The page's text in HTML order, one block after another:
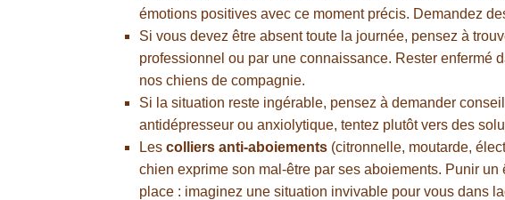
émotions positives avec ce moment précis. Demandez
Si vous devez être absent toute la journée, pensez à
professionnel ou par une connaissance. Rester enfermé
nos chiens de compagnie.
Si la situation reste ingérable, pensez à demander
antidépresseur ou anxiolytique, tentez plutôt vers des
Les colliers anti-aboiements (citronnelle, moutarde,
chien exprime son mal-être par ses aboiements. Punir
place : imaginez une situation invivable pour vous dans